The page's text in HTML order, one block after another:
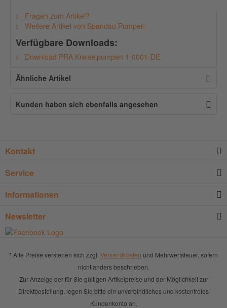
Fragen zum Artikel?
Weitere Artikel von Spandau Pumpen
Verfügbare Downloads:
Download PRA Kreiselpumpen 1-6001-DE
Ähnliche Artikel
Kunden haben sich ebenfalls angesehen
Kontakt
Service
Informationen
Newsletter
* Alle Preise verstehen sich zzgl. Versandkosten und Mehrwertsteuer, sofern
nicht anders beschrieben.
Zur Anzeige der für Sie gültigen Artikelpreise und der Möglichkeit zur
Direktbestellung, legen Sie bitte ein unverbindliches und kostenfreies
Kundenkonto an.